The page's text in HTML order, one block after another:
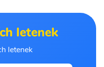
letenek
letenek